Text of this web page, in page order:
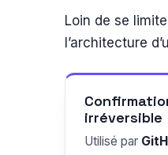
Loin de se
l’architecture
irréversible
Utilisé par